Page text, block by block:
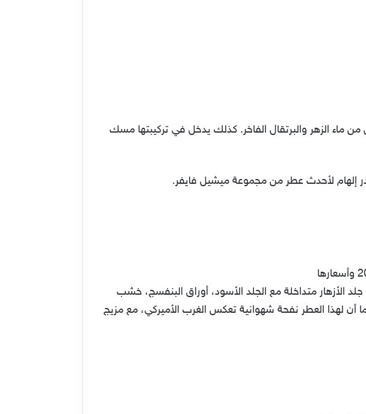
ماء الزهر والبرتقال الفاخر. كذلك يدخل في تركيبتها مسك
إلهام لأحدث عطر من مجموعة ميشيل فايفر.
العطر عبارة عن مزيج من جلد الأزهار متداخلة مع الجلد الأسود، أوراق البنفسج، خشب
أن لهذا العطر نفحة شهوانية تعكس الغرب الأميركي، مع مزيج